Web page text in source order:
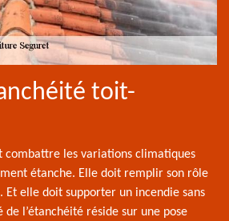
toit-
combattre les variations climatiques
étanche. Elle doit remplir son rôle
elle doit supporter un incendie sans
de l’étanchéité réside sur une pose